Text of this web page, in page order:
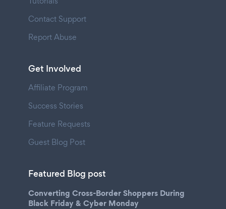
Contact Support
Report Abuse
Get Involved
Affiliate Program
Success Stories
Feature Requests
Guest Blog Post
Featured Blog post
Converting Cross-Border Shoppers During
Black Friday & Cyber Monday